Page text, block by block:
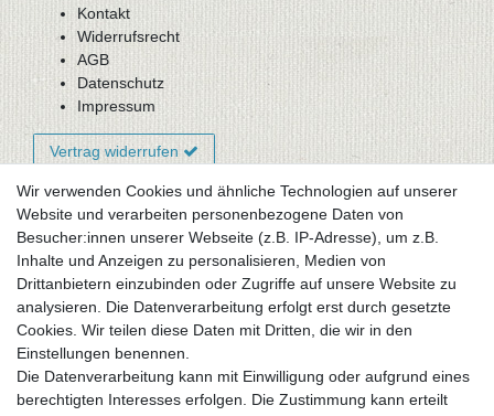
Kontakt
Widerrufsrecht
AGB
Datenschutz
Impressum
Vertrag widerrufen
Newsletter-Anmeldung
FAQ / Fragen
Mein Warenkorb
Mein Merkzettel
Mein Konto
UNSER LADENGESCHÄFT
Gottlieb-Daimler-Str. 10
Wir verwenden Cookies und ähnliche Technologien auf unserer
Website und verarbeiten personenbezogene Daten von
Besucher:innen unserer Webseite (z.B. IP-Adresse), um z.B.
Inhalte und Anzeigen zu personalisieren, Medien von
Drittanbietern einzubinden oder Zugriffe auf unsere Website zu
analysieren. Die Datenverarbeitung erfolgt erst durch gesetzte
Cookies. Wir teilen diese Daten mit Dritten, die wir in den
Einstellungen benennen.
Die Datenverarbeitung kann mit Einwilligung oder aufgrund eines
berechtigten Interesses erfolgen. Die Zustimmung kann erteilt